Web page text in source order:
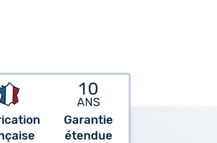
Garantie
étendue